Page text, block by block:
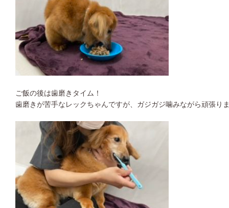
ご飯の後は歯磨きタイム！
歯磨きが苦手なレックちゃんですが、ガジガジ噛みながら頑張